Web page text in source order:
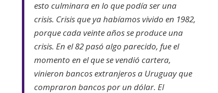
esto culminara en lo que podía ser una
crisis. Crisis que ya habíamos vivido en 1982,
porque cada veinte años se produce una
crisis. En el 82 pasó algo parecido, fue el
momento en el que se vendió cartera,
vinieron bancos extranjeros a Uruguay que
compraron bancos por un dólar. El